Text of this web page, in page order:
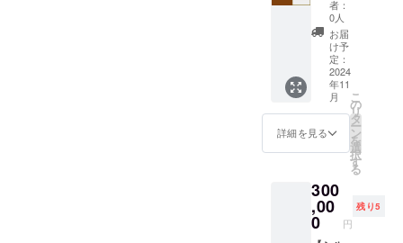
忘れず
に記入
をお願
いいた
しま
す。
(URL：
coming
レ、八
ピュー
レ、寒
天／pH
調整
剤、酸
化防止
（V.C）
、香
（黄
4）、着
色料
（紅
歌山県
※原材料
及び添
加物等
の食品
表示は
お届け
商品の
ラベル
に表記
されま
旬のも
のを詰
め合わ
せるた
スポン
サー】
HPスポ
ンサー
欄&ログ
ハウス
のテラ
ス席へ
の記名
板に支
援者様
名もし
くはお
名前
（ニッ
者：
0人
お届
け予
定：
2024
年11
月
詳細を見る
こ
の
リ
タ
ー
ン
を
選
択
す
る
300
,00
0 円
残り5